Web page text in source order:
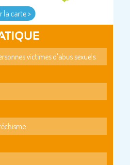
la carte >
victimes d'abus sexuels